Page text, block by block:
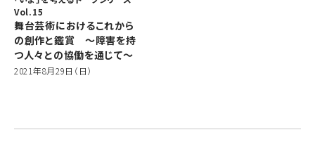
Vol.15
舞台芸術におけるこれから
の創作と鑑賞 ～障害を持
つ人々との協働を通じて～
2021年8月29日（日）